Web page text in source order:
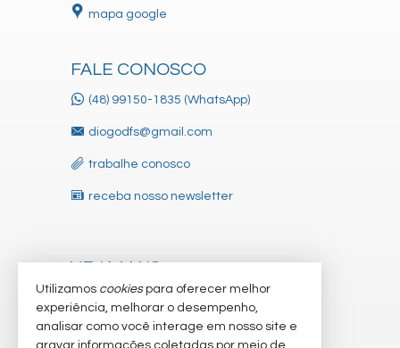
mapa google
FALE CONOSCO
(48) 99150-1835 (WhatsApp)
diogodfs@gmail.com
trabalhe conosco
receba nosso newsletter
VEJA MAIS
indicadores financeiros
cadastre seu imóvel
Utilizamos cookiespara oferecer melhor
experiência, melhorar o desempenho,
analisar como você interage em nosso site e
gravar informações coletadas por meio de